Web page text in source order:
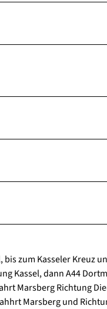
zum Kasseler Kreuz
Kassel, dann A44
Marsberg Richtung
Marsberg und